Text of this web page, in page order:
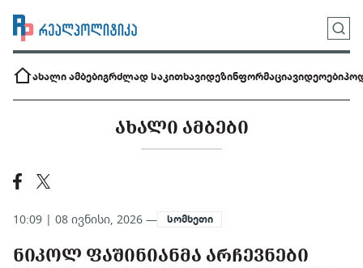
ახალი ამბებიგრძლად საკითხავიდეზინფორმაციავიდეოები
ᲐᲮᲐᲚᲘ ᲐᲛᲑᲔᲑᲘ
10:09 | 08 ივნისი, 2026 — სომხეთი
ᲜᲘᲙᲝᲚ ᲤᲐᲨᲘᲜᲘᲐᲜᲛᲐ ᲐᲠᲩᲔᲕᲜᲔᲑᲘ